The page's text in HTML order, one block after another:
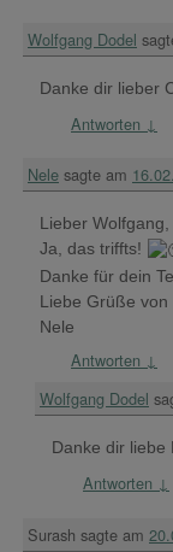
Wolfgang Dodel
Danke dir lieber
Antworten ↓
Nele sagte am
Lieber Wolfgang,
Ja, das triffts!
Danke für dein
Liebe Grüße von
Nele
Antworten ↓
Wolfgang Dodel
Danke dir liebe
Antworten ↓
Surash sagte am